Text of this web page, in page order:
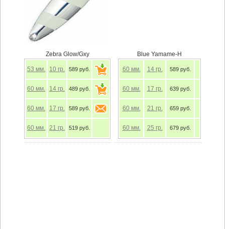
Zebra Glow/Gxy
53 мм. 10 гр. 589 руб.
60 мм. 14 гр. 489 руб.
60 мм. 17 гр. 589 руб.
60 мм. 21 гр. 519 руб.
Blue Yamame-H
60 мм. 14 гр. 589 руб.
60 мм. 17 гр. 639 руб.
60 мм. 21 гр. 659 руб.
60 мм. 25 гр. 679 руб.